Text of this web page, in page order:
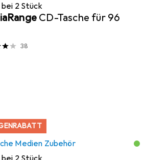
bei 2 Stück
CD-Tasche für 96
38
Medien Zubehör